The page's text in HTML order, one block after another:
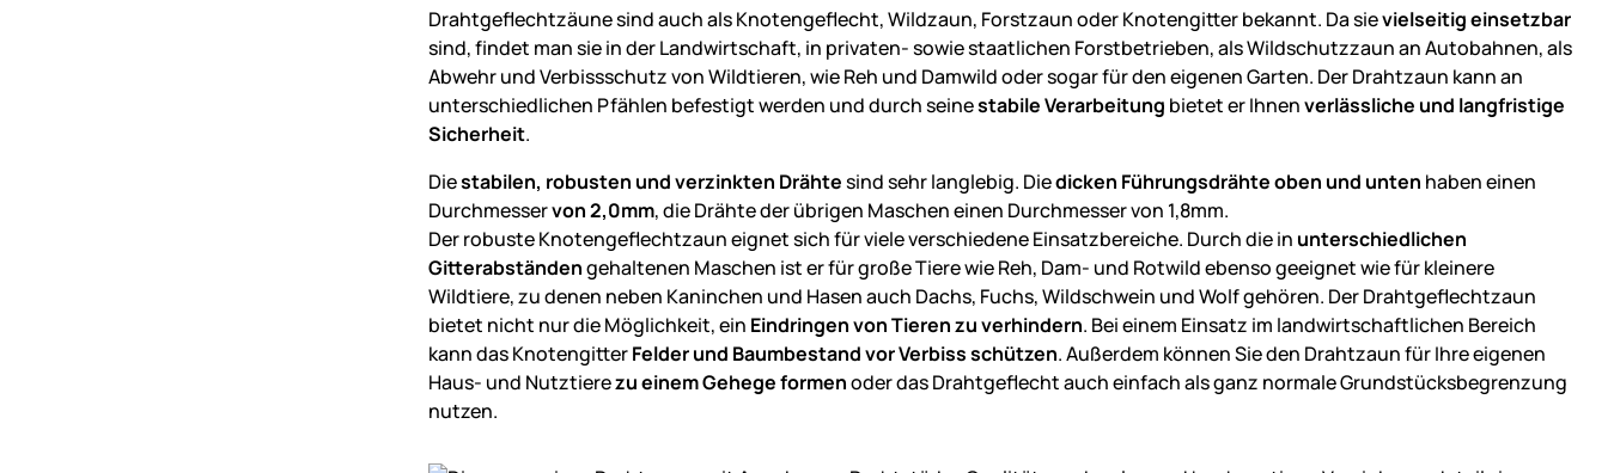
Drahtgeflechtzäune sind auch als Knotengeflecht, Wildzaun, Forstzaun oder Knotengitter bekannt. Da sievielseitig einsetzbar
sind, findet man sie in der Landwirtschaft, in privaten- sowie staatlichen Forstbetrieben, als Wildschutzzaun an Autobahnen, als
Abwehr und Verbissschutz von Wildtieren, wie Reh und Damwild oder sogar für den eigenen Garten. Der Drahtzaun kann an
unterschiedlichen Pfählen befestigt werden und durch seinestabile Verarbeitung bietet er Ihnenverlässliche und langfristige
Sicherheit.
Diestabilen, robusten und verzinkten Drähtesind sehr langlebig. Diedicken Führungsdrähte oben und unten haben einen
Durchmesservon 2,0mm, die Drähte der übrigen Maschen einen Durchmesser von 1,8mm.
Der robuste Knotengeflechtzaun eignet sich für viele verschiedene Einsatzbereiche. Durch die in unterschiedlichen
Gitterabständengehaltenen Maschen ist er für große Tiere wie Reh, Dam- und Rotwild ebenso geeignet wie für kleinere
Wildtiere, zu denen neben Kaninchen und Hasen auch Dachs, Fuchs, Wildschwein und Wolf gehören. Der Drahtgeflechtzaun
bietet nicht nur die Möglichkeit, ein Eindringen von Tieren zu verhindern. Bei einem Einsatz im landwirtschaftlichen Bereich
kann das KnotengitterFelder und Baumbestand vor Verbiss schützen. Außerdem können Sie den Drahtzaun für Ihre eigenen
Haus- und Nutztierezu einem Gehege formenoder das Drahtgeflecht auch einfach als ganz normale Grundstücksbegrenzung
nutzen.